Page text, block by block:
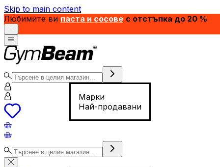
Skip to main content
Любимите ви паста и сосове с отстъпка до 20 %
Марки
Най-продавани